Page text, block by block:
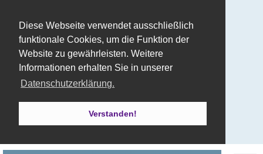
Diese Webseite verwendet ausschließlich
funktionale Cookies, um die Funktion der
Website zu gewährleisten. Weitere
Informationen erhalten Sie in unserer
Datenschutzerklärung.
Verstanden!